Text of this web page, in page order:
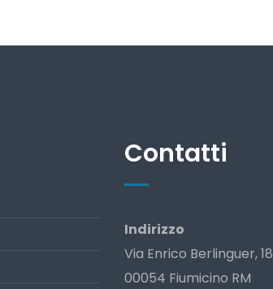
Contatti
Indirizzo
Via Enrico Berlinguer, 18
00054 Fiumicino RM